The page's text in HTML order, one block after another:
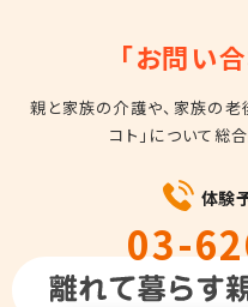
「お問い
親と家族の介護や、家族の
コト」について総
体験
03-
平日